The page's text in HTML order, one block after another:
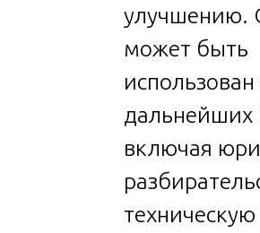
улучшению.
может быть
дальнейших
включая
техническую